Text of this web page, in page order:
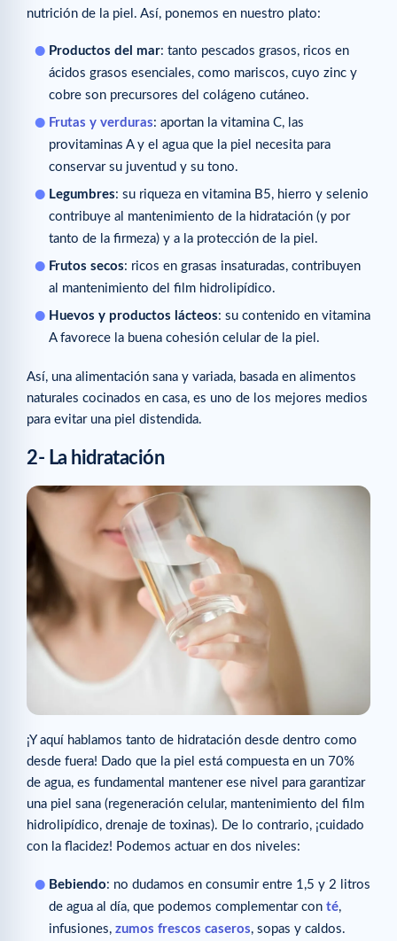
nutrición de la piel. Así, ponemos en nuestro plato:
Productos del mar: tanto pescados grasos, ricos en
ácidos grasos esenciales, como mariscos, cuyo zinc y
cobre son precursores del colágeno cutáneo.
Frutas y verduras: aportan la vitamina C, las
provitaminas A y el agua que la piel necesita para
conservar su juventud y su tono.
Legumbres: su riqueza en vitamina B5, hierro y selenio
contribuye al mantenimiento de la hidratación (y por
tanto de la firmeza) y a la protección de la piel.
Frutos secos: ricos en grasas insaturadas, contribuyen
al mantenimiento del film hidrolipídico.
Huevos y productos lácteos: su contenido en vitamina
A favorece la buena cohesión celular de la piel.
Así, una alimentación sana y variada, basada en alimentos
naturales cocinados en casa, es uno de los mejores medios
para evitar una piel distendida.
2- La hidratación
¡Y aquí hablamos tanto de hidratación desde dentro como
desde fuera! Dado que la piel está compuesta en un 70%
de agua, es fundamental mantener ese nivel para garantizar
una piel sana (regeneración celular, mantenimiento del film
hidrolipídico, drenaje de toxinas). De lo contrario, ¡cuidado
con la flacidez! Podemos actuar en dos niveles:
Bebiendo: no dudamos en consumir entre 1,5 y 2 litros
de agua al día, que podemos complementar con té,
infusiones, zumos frescos caseros, sopas y caldos.